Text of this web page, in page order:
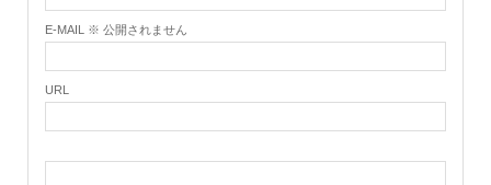
E-MAIL ※ 公開されません
URL